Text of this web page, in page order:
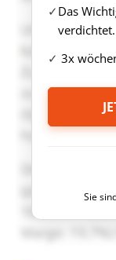
Das
3x
Sie